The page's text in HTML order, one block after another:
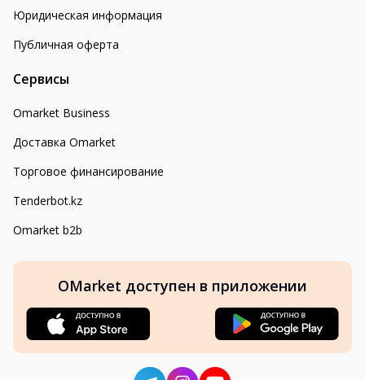
Юридическая информация
Публичная оферта
Сервисы
Omarket Business
Доставка Omarket
Торговое финансирование
Tenderbot.kz
Omarket b2b
OMarket доступен в приложении